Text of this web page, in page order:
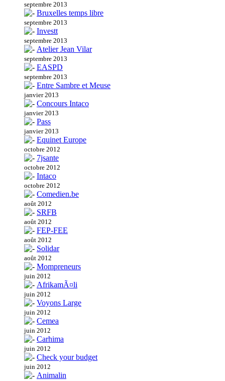
septembre 2013
Bruxelles temps libre
septembre 2013
Investt
septembre 2013
Atelier Jean Vilar
septembre 2013
EASPD
septembre 2013
Entre Sambre et Meuse
janvier 2013
Concours Intaco
janvier 2013
Pass
janvier 2013
Equinet Europe
octobre 2012
7jsante
octobre 2012
Intaco
octobre 2012
Comedien.be
août 2012
SRFB
août 2012
FEP-FEE
août 2012
Solidar
août 2012
Mompreneurs
juin 2012
AfrikamÃ¤li
juin 2012
Voyons Large
juin 2012
Cemea
juin 2012
Carhima
juin 2012
Check your budget
juin 2012
Animalin